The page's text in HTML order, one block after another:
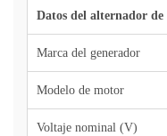
Datos del alternador de
Marca del generador
Modelo de motor
Voltaje nominal (V)